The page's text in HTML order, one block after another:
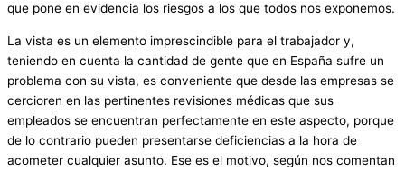
que pone en evidencia los riesgos a los que todos nos exponemos.
La vista es un elemento imprescindible para el trabajador y,
teniendo en cuenta la cantidad de gente que en España sufre un
problema con su vista, es conveniente que desde las empresas se
cercioren en las pertinentes revisiones médicas que sus
empleados se encuentran perfectamente en este aspecto, porque
de lo contrario pueden presentarse deficiencias a la hora de
acometer cualquier asunto. Ese es el motivo, según nos comentan